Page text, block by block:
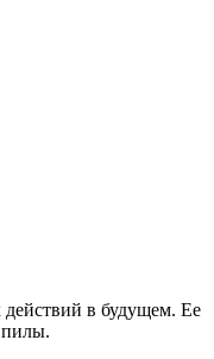
в будущем. Ее
пилы.